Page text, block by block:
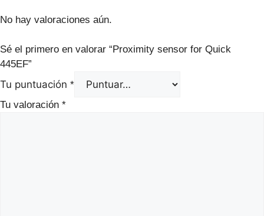
No hay valoraciones aún.
Sé el primero en valorar “Proximity sensor for Quick
445EF”
Tu puntuación *
Tu valoración *